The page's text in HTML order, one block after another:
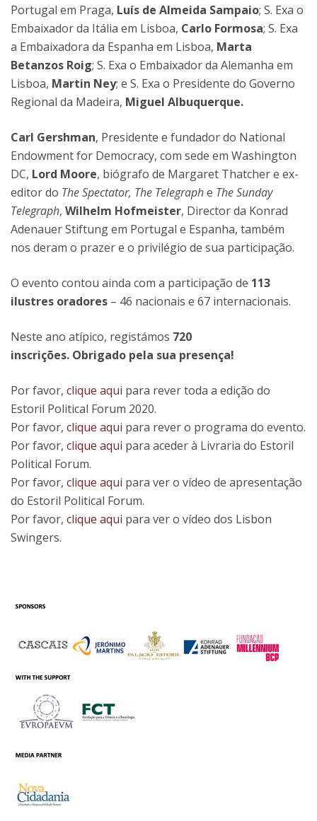
Portugal em Praga, Luís de Almeida Sampaio; S. Exa o
Embaixador da Itália em Lisboa, Carlo Formosa; S. Exa
a Embaixadora da Espanha em Lisboa, Marta
Betanzos Roig; S. Exa o Embaixador da Alemanha em
Lisboa, Martin Ney; e S. Exa o Presidente do Governo
Regional da Madeira, Miguel Albuquerque.
Carl Gershman, Presidente e fundador do National
Endowment for Democracy, com sede em Washington
DC, Lord Moore, biógrafo de Margaret Thatcher e ex-
editor do The Spectator, The Telegraphe The Sunday
Telegraph, Wilhelm Hofmeister, Director da Konrad
Adenauer Stiftung em Portugal e Espanha, também
nos deram o prazer e o privilégio de sua participação.
O evento contou ainda com a participação de 113
ilustres oradores – 46 nacionais e 67 internacionais.
Neste ano atípico, registámos 720
inscrições. Obrigado pela sua presença!
Por favor, clique aqui para rever toda a edição do
Estoril Political Forum 2020.
Por favor, clique aqui para rever o programa do evento.
Por favor, clique aqui para aceder à Livraria do Estoril
Political Forum.
Por favor, clique aqui para ver o vídeo de apresentação
do Estoril Political Forum.
Por favor, clique aqui para ver o vídeo dos Lisbon
Swingers.